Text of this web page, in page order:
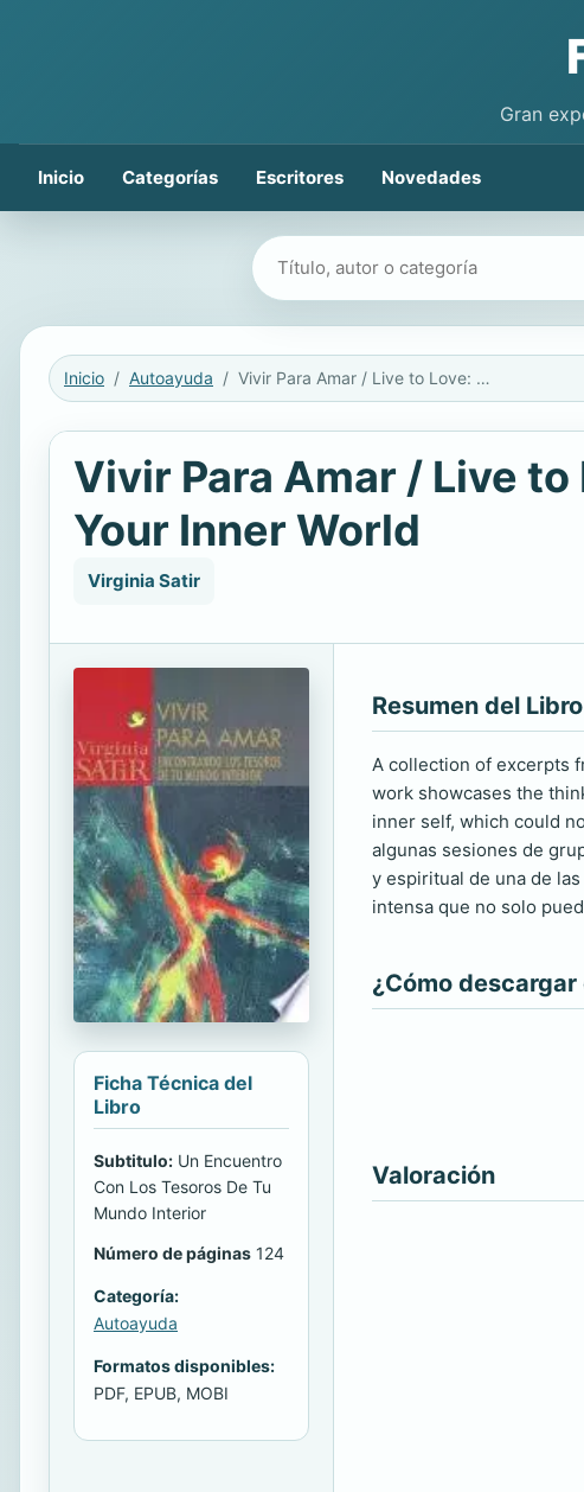
Gran
Inicio Categorías Escritores Novedades
Buscar libros
Inicio Autoayuda Vivir Para Amar / Live to Love: An Encounter with the Treasures of Your Inner World
Vivir Para Amar / Live
Your Inner World
Virginia Satir
Ficha Técnica del
Libro
Subtitulo: Un Encuentro
Con Los Tesoros De Tu
Mundo Interior
Número de páginas 124
Categoría:
Autoayuda
Formatos disponibles:
PDF, EPUB, MOBI
Resumen del Libro
A collection of excerpts
work showcases the
inner self, which could
algunas sesiones de
y espiritual de una de
intensa que no solo
¿Cómo descargar
Valoración